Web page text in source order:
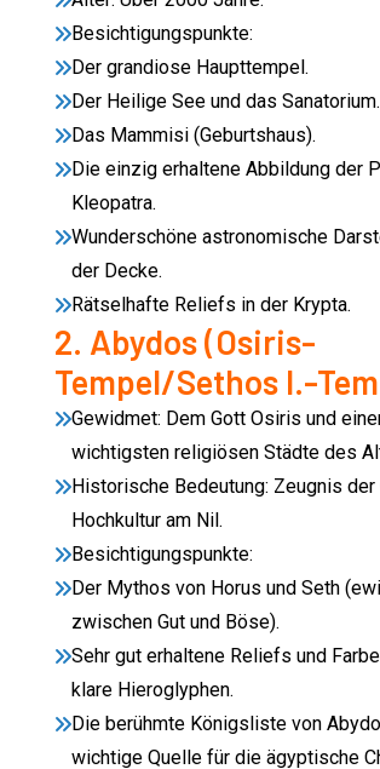
Besichtigungspunkte:
Der grandiose Haupttempel.
Der Heilige See und das Sanatorium.
Das Mammisi (Geburtshaus).
Die einzig erhaltene Abbildung der
Kleopatra.
Wunderschöne astronomische
der Decke.
Rätselhafte Reliefs in der Krypta.
2. Abydos (Osiris-
Tempel/Sethos I.-
Gewidmet: Dem Gott Osiris und
wichtigsten religiösen Städte des
Historische Bedeutung: Zeugnis der
Hochkultur am Nil.
Besichtigungspunkte:
Der Mythos von Horus und Seth
zwischen Gut und Böse).
Sehr gut erhaltene Reliefs und
klare Hieroglyphen.
Die berühmte Königsliste von
wichtige Quelle für die ägyptische